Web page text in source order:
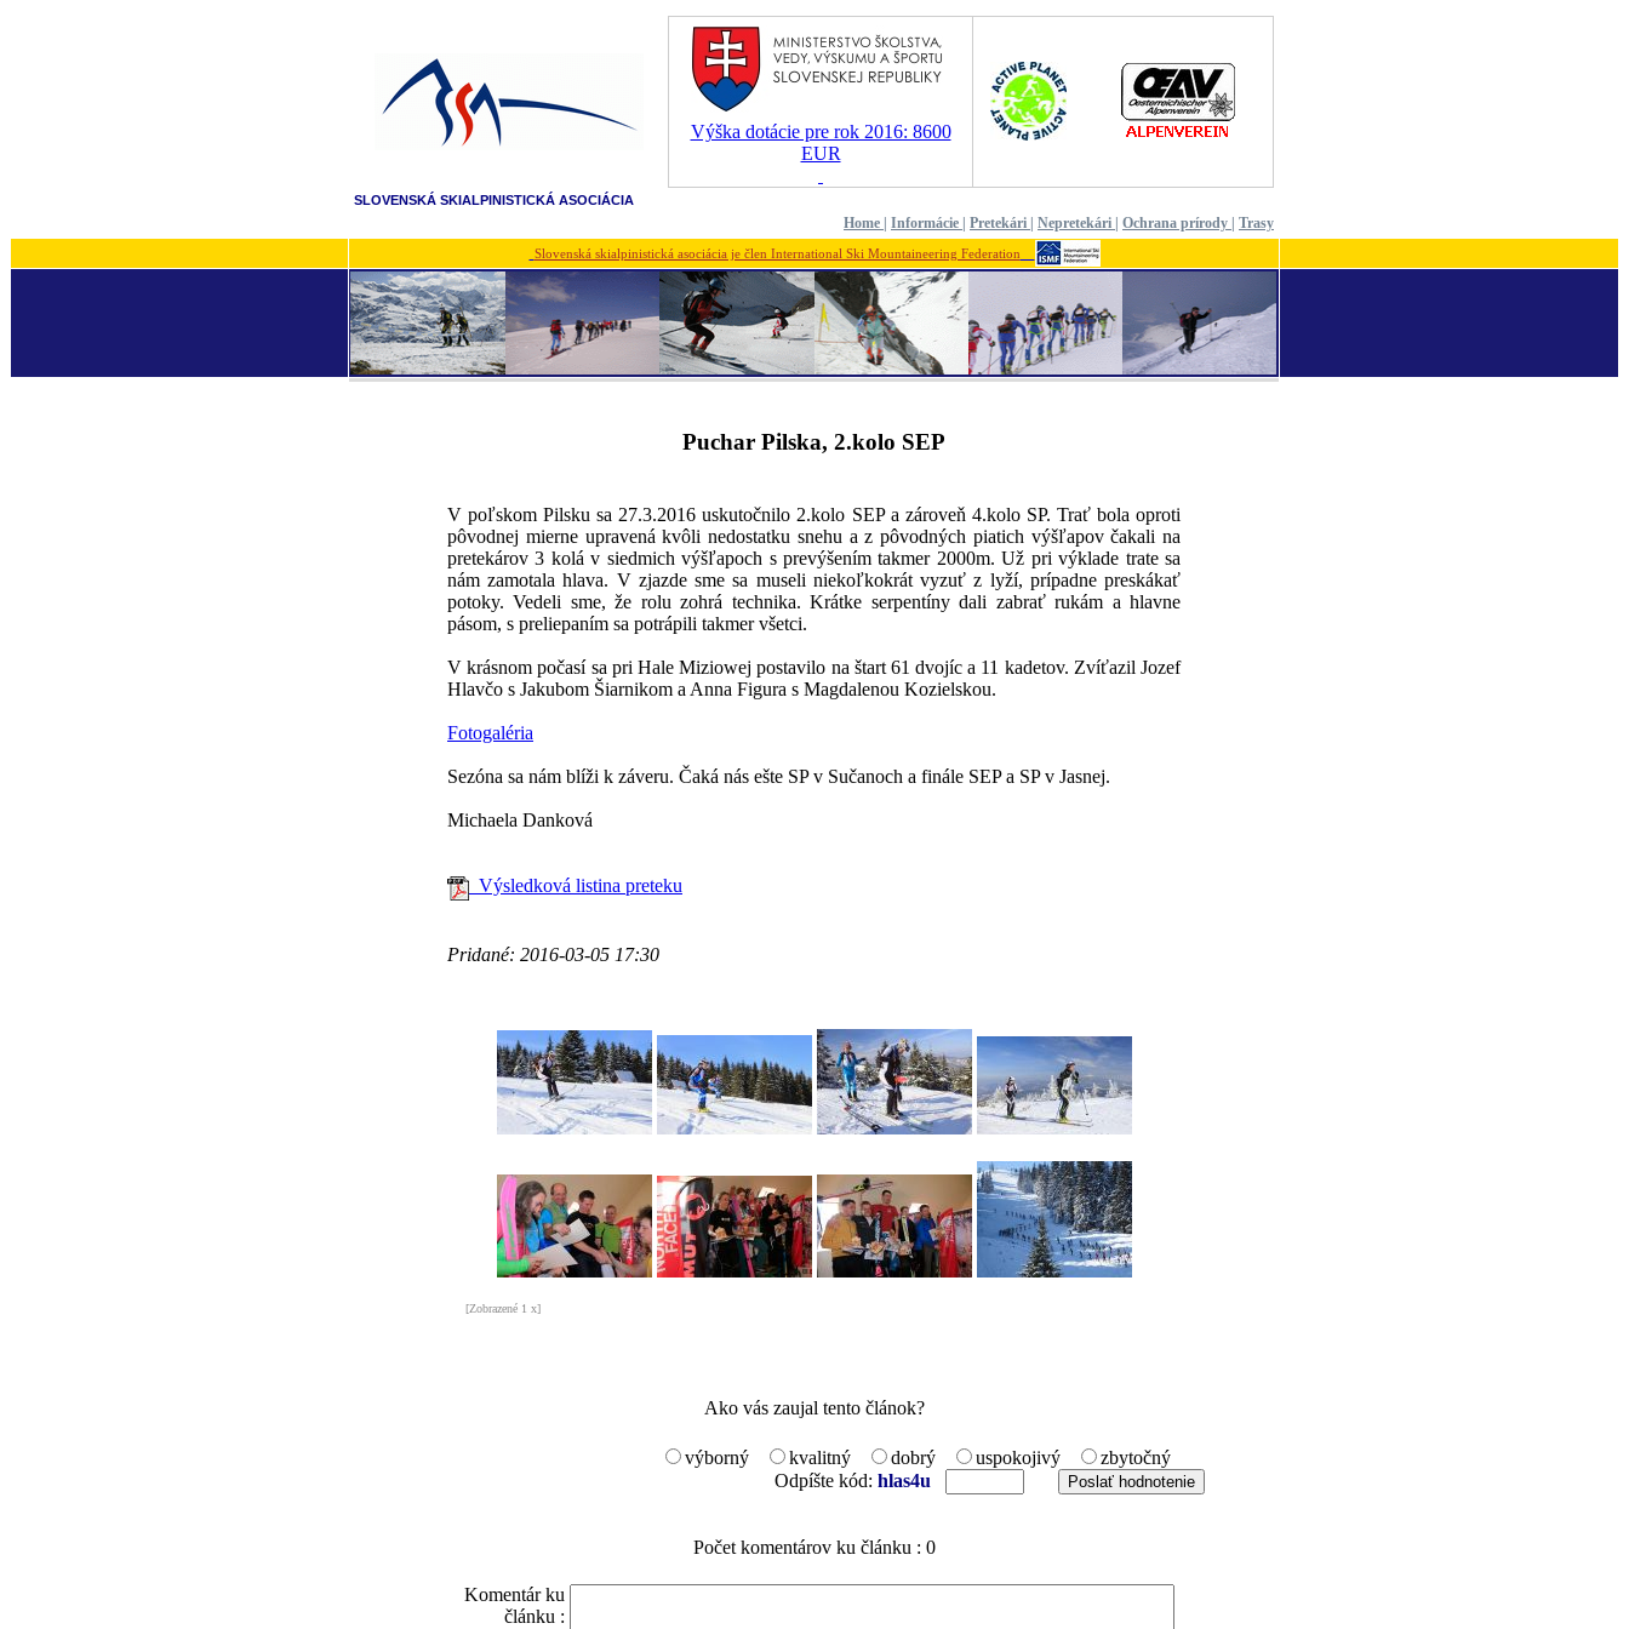
Výška dotácie pre rok 2016: 8600
EUR
SLOVENSKÁ SKIALPINISTICKÁ ASOCIÁCIA
Home Informácie Pretekári Nepretekári Ochrana prírody Trasy
Slovenská skialpinistická asociácia je člen International Ski Mountaineering Federation
Puchar Pilska, 2.kolo SEP
V poľskom Pilsku sa 27.3.2016 uskutočnilo 2.kolo SEP a zároveň 4.kolo SP. Trať bola oproti
pôvodnej mierne upravená kvôli nedostatku snehu a z pôvodných piatich výšľapov čakali na
pretekárov 3 kolá v siedmich výšľapoch s prevýšením takmer 2000m. Už pri výklade trate sa
nám zamotala hlava. V zjazde sme sa museli niekoľkokrát vyzuť z lyží, prípadne preskákať
potoky. Vedeli sme, že rolu zohrá technika. Krátke serpentíny dali zabrať rukám a hlavne
pásom, s preliepaním sa potrápili takmer všetci.
V krásnom počasí sa pri Hale Miziowej postavilo na štart 61 dvojíc a 11 kadetov. Zvíťazil Jozef
Hlavčo s Jakubom Šiarnikom a Anna Figura s Magdalenou Kozielskou.
Fotogaléria
Sezóna sa nám blíži k záveru. Čaká nás ešte SP v Sučanoch a finále SEP a SP v Jasnej.
Michaela Danková
Výsledková listina preteku
Pridané: 2016-03-05 17:30
[Zobrazené 1 x]
Ako vás zaujal tento článok?
výborný kvalitný dobrý uspokojivý
zbytočný
Odpíšte kód: hlas4u
Počet komentárov ku článku : 0
Komentár ku
článku :